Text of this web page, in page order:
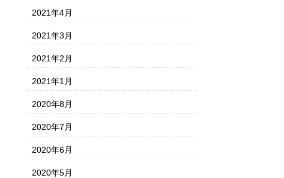
2021年4月
2021年3月
2021年2月
2021年1月
2020年8月
2020年7月
2020年6月
2020年5月